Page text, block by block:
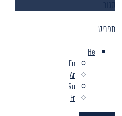
תפריט
He
En
Ar
Ru
Fr